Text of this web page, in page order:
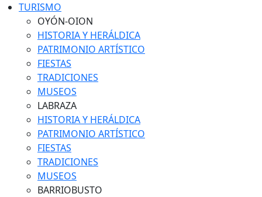
TURISMO
OYÓN-OION
HISTORIA Y HERÁLDICA
PATRIMONIO ARTÍSTICO
FIESTAS
TRADICIONES
MUSEOS
LABRAZA
HISTORIA Y HERÁLDICA
PATRIMONIO ARTÍSTICO
FIESTAS
TRADICIONES
MUSEOS
BARRIOBUSTO